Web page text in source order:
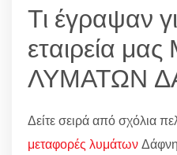
Τι έγραψαν
εταιρεία
ΛΥΜΑΤΩΝ
Δείτε σειρά από σχόλια
μεταφορές λυμάτων